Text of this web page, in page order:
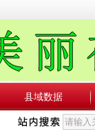
县域数据